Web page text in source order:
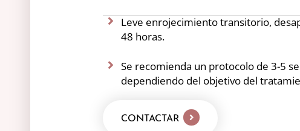
Leve enrojecimiento transitorio,
48 horas.
Se recomienda un protocolo de 3-5
dependiendo del objetivo del
CONTACTAR